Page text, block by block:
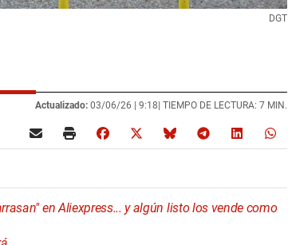
DGT
Actualizado: 03/06/26 | 9:18| TIEMPO DE LECTURA: 7 MIN.
en Aliexpress... y algún listo los vende como